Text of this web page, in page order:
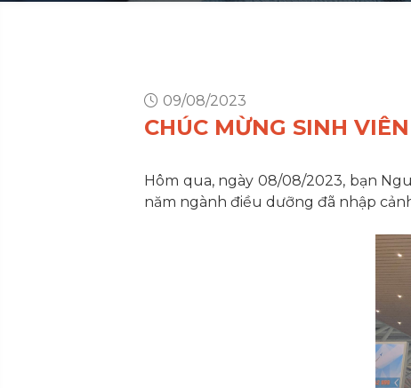
09/08/2023
CHÚC MỪNG SINH
Hôm qua, ngày 08/08/2023, bạn
năm ngành điều dưỡng đã nhập